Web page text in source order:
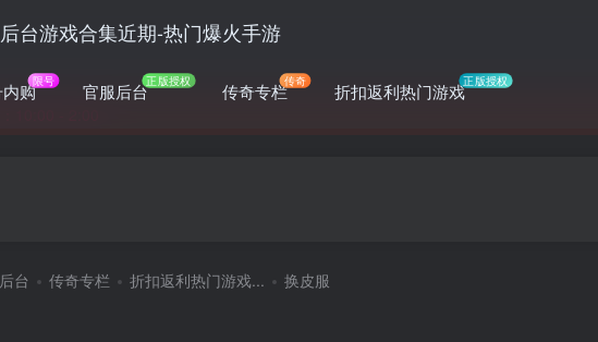
购限号 官服后台正版授权 传奇专栏传奇 折扣返利热门游戏正版授权
台 传奇专栏 折扣返利热门游戏... 换皮服